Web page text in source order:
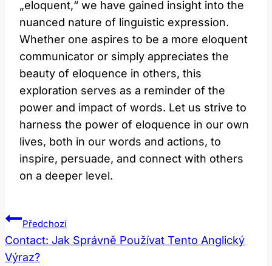
„eloquent,“ we have gained insight into the
nuanced nature of linguistic expression.
Whether one aspires to be a more eloquent
communicator or simply appreciates the
beauty of eloquence in others, this
exploration serves as a reminder of the
power and impact of words. Let us strive to
harness the power of eloquence in our own
lives, both in our words and actions, to
inspire, persuade, and connect with others
on a deeper level.
Navigace
Pro
Předchozí
Contact: Jak Správně Používat Tento Anglický
Výraz?